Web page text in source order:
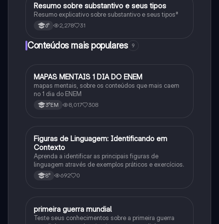
Português
Resumo sobre substantivo e seus tipos
Resumo explicativo sobre substantivo e seus tipos⁸
6° 2,278 31
Conteúdos mais populares 9
Português
MAPAS MENTAIS 1 DIA DO ENEM
mapas mentais, sobre os conteúdos que mais caem
no 1 dia do ENEM
3°EM 8,017 308
FPortuguês
Figuras de Linguagem: Identificando em
Contexto
Aprenda a identificar as principais figuras de
linguagem através de exemplos práticos e exercícios.
8° 692 0
História
primeira guerra mundial
Teste seus conhecimentos sobre a primeira guerra